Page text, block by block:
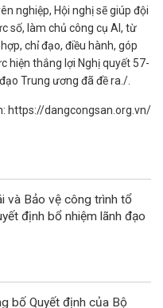
nghiệp, Hội nghị sẽ giúp đội
số, làm chủ công cụ AI, từ
chỉ đạo, điều hành, góp
hiện thắng lợi Nghị quyết 57-
Trung ương đã đề ra./.
https://dangcongsan.org.vn/
và Bảo vệ công trình tổ
định bổ nhiệm lãnh đạo
bố Quyết định của Bộ